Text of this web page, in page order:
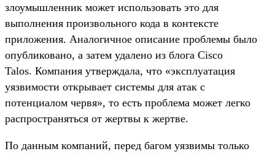
злоумышленник может использовать это для
выполнения произвольного кода в контексте
приложения. Аналогичное описание проблемы было
опубликовано, а затем удалено из блога Cisco
Talos. Компания утверждала, что «эксплуатация
уязвимости открывает системы для атак с
потенциалом червя», то есть проблема может легко
распространяться от жертвы к жертве.
По данным компаний, перед багом уязвимы только